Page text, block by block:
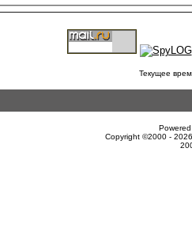
Текущее
Copyright ©2000 -